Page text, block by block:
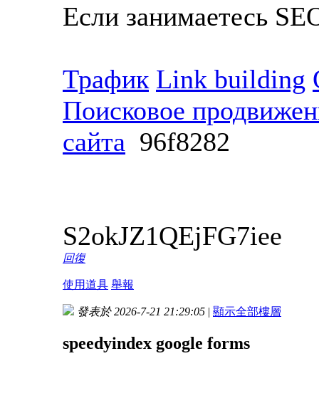
Если занимаетесь
Трафик Link building
Поисковое
сайта 96f8282
S2okJZ1QEjFG7iee
回復
使用道具 舉報
發表於 2026-7-21 21:29:05 | 顯示全部樓層
speedyindex google forms